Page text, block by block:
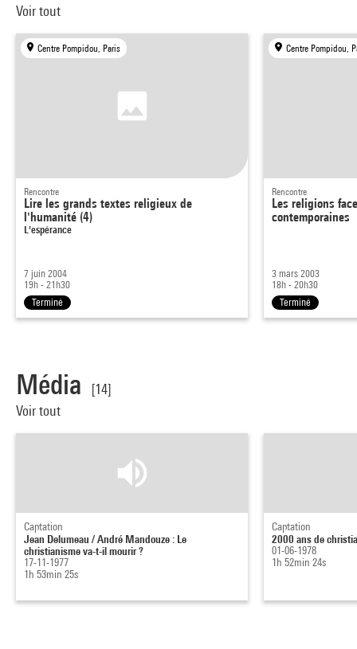
Voir tout
Centre Pompidou, Paris
Rencontre
Lire les grands textes religieux de
l'humanité (4)
L'espérance
7 juin 2004
19h - 21h30
Terminé
Centre Pompidou,
Rencontre
Les religions
contemporaines
3 mars 2003
18h - 20h30
Terminé
Média
[14]
Voir tout
Captation
Jean Delumeau / André Mandouze : Le
christianisme va-t-il mourir ?
17-11-1977
1h 53min 25s
Captation
2000 ans de
01-06-1978
1h 52min 24s